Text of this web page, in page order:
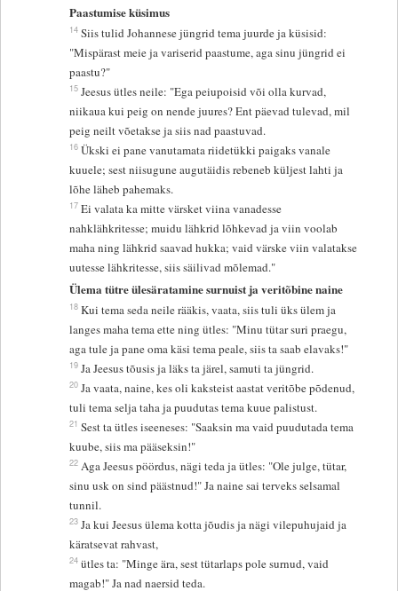
Paastumise küsimus
14 Siis tulid Johannese jüngrid tema juurde ja küsisid:
"Mispärast meie ja variserid paastume, aga sinu jüngrid ei
paastu?"
15 Jeesus ütles neile: "Ega peiupoisid või olla kurvad,
niikaua kui peig on nende juures? Ent päevad tulevad, mil
peig neilt võetakse ja siis nad paastuvad.
16 Ükski ei pane vanutamata riidetükki paigaks vanale
kuuele; sest niisugune augutäidis rebeneb küljest lahti ja
lõhe läheb pahemaks.
17 Ei valata ka mitte värsket viina vanadesse
nahklähkritesse; muidu lähkrid lõhkevad ja viin voolab
maha ning lähkrid saavad hukka; vaid värske viin valatakse
uutesse lähkritesse, siis säilivad mõlemad."
Ülema tütre ülesäratamine surnuist ja veritõbine naine
18 Kui tema seda neile rääkis, vaata, siis tuli üks ülem ja
langes maha tema ette ning ütles: "Minu tütar suri praegu,
aga tule ja pane oma käsi tema peale, siis ta saab elavaks!"
19 Ja Jeesus tõusis ja läks ta järel, samuti ta jüngrid.
20 Ja vaata, naine, kes oli kaksteist aastat veritõbe põdenud,
tuli tema selja taha ja puudutas tema kuue palistust.
21 Sest ta ütles iseeneses: "Saaksin ma vaid puudutada tema
kuube, siis ma pääseksin!"
22 Aga Jeesus pöördus, nägi teda ja ütles: "Ole julge, tütar,
sinu usk on sind päästnud!" Ja naine sai terveks selsamal
tunnil.
23 Ja kui Jeesus ülema kotta jõudis ja nägi vilepuhujaid ja
käratsevat rahvast,
24 ütles ta: "Minge ära, sest tütarlaps pole surnud, vaid
magab!" Ja nad naersid teda.